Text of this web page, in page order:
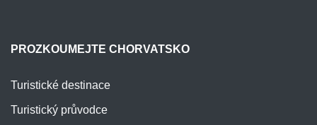
PROZKOUMEJTE CHORVATSKO
Turistické destinace
Turistický průvodce